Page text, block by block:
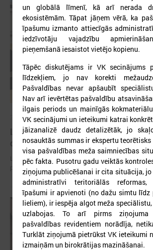
2026. gada 15. jūlijs
LPS: Interaktīvā karte vienkopus
detalizētu informāciju par skolu
LPS: Interaktīvā karte vienkopus parāda plašu un
par skolu tīklu Latvijā
un globālā līmenī, kā arī nerada
ekosistēmām. Tāpat jāņem vērā, ka
īpašumu izmanto attiecīgās
iedzīvotāju vajadzību
pieņemšanā iesaistot vietējo kopienu.
Tāpēc diskutējams ir VK secinājums
līdzekļiem, jo nav korekti
Pašvaldības nevar apšaubīt
Nav arī ievērtētas pašvaldību
ilgais periods un mainīgās
VK secinājumi un ieteikumi katrai
jāizanalizē daudz detalizētāk, jo
nosauktās summas ir ekspertu
visa pašvaldības meža saimniecības
pēc fakta. Pusotru gadu veiktās
ziņojuma publicēšanai ir cita situācija,
administratīvi teritoriālās
īpašumi ir apvienoti (no dažu simtu līdz
lieliem), ir iespēja algot meža
uzlabojas. To arī pirms ziņojuma
pašvaldības revidentiem norādīja,
Turklāt ziņojumā pietrūkst VK ieteikumi
izmaiņām un birokrātijas mazināšanai.